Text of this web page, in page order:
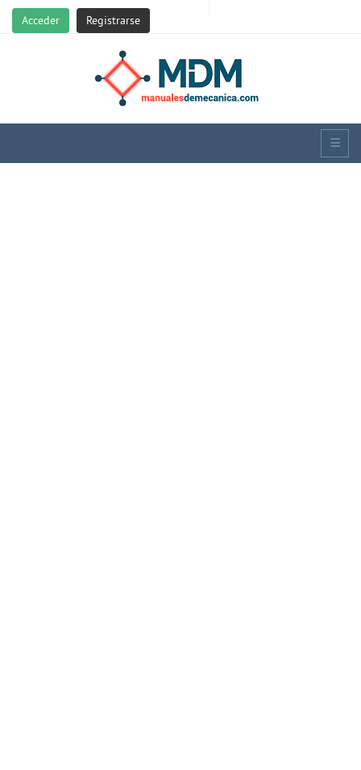
Acceder Registrarse